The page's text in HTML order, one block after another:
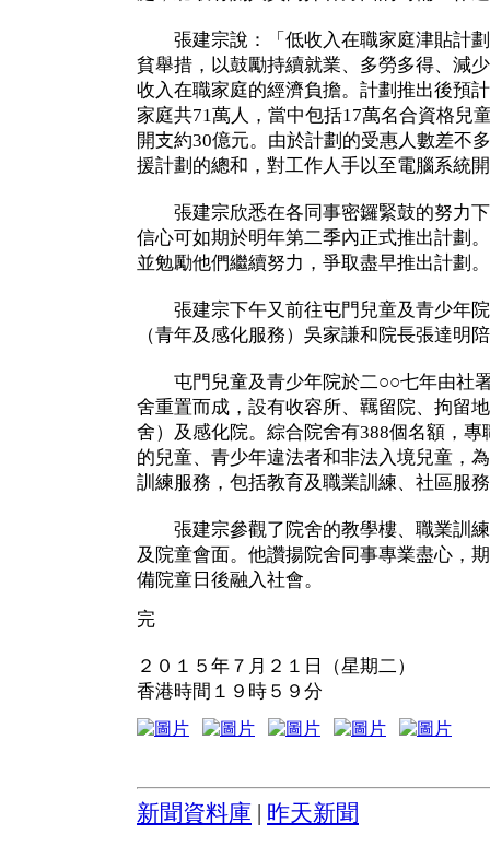
張建宗說：「低收入在職家庭津貼計劃
貧舉措，以鼓勵持續就業、多勞多得、減
收入在職家庭的經濟負擔。計劃推出後預
家庭共71萬人，當中包括17萬名合資格兒
開支約30億元。由於計劃的受惠人數差不
援計劃的總和，對工作人手以至電腦系統
張建宗欣悉在各同事密鑼緊鼓的努力下
信心可如期於明年第二季內正式推出計劃
並勉勵他們繼續努力，爭取盡早推出計劃。
張建宗下午又前往屯門兒童及青少年院
（青年及感化服務）吳家謙和院長張達明
屯門兒童及青少年院於二○○七年由社
舍重置而成，設有收容所、羈留院、拘留
舍）及感化院。綜合院舍有388個名額，
的兒童、青少年違法者和非法入境兒童，
訓練服務，包括教育及職業訓練、社區服
張建宗參觀了院舍的教學樓、職業訓練
及院童會面。他讚揚院舍同事專業盡心，
備院童日後融入社會。
完
２０１５年７月２１日（星期二）
香港時間１９時５９分
新聞資料庫 昨天新聞